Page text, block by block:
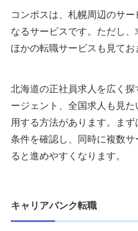
コンポスは、札幌周辺のサ
なるサービスです。ただし、
ほかの転職サービスも見てお
北海道の正社員求人を広く
ージェント、全国求人も見
用する方法があります。ま
条件を確認し、同時に複数
ると進めやすくなります。
キャリアバンク転職